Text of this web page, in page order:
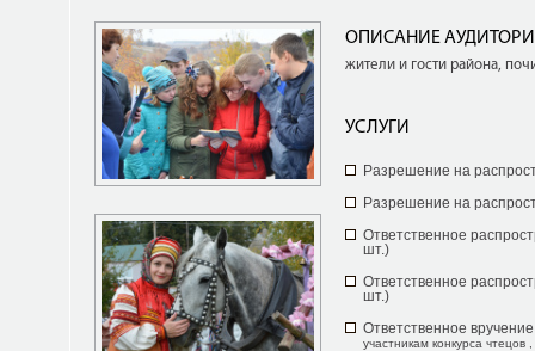
ОПИСАНИЕ
жители и гости района,
УСЛУГИ
Разрешение на
Разрешение на
Ответственное
шт.)
Ответственное
шт.)
Ответственное
участникам конкурса чтецов